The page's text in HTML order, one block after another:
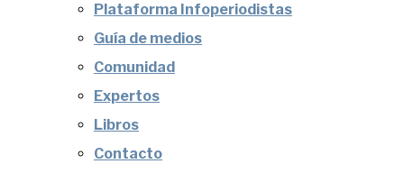
Plataforma Infoperiodistas
Guía de medios
Comunidad
Expertos
Libros
Contacto